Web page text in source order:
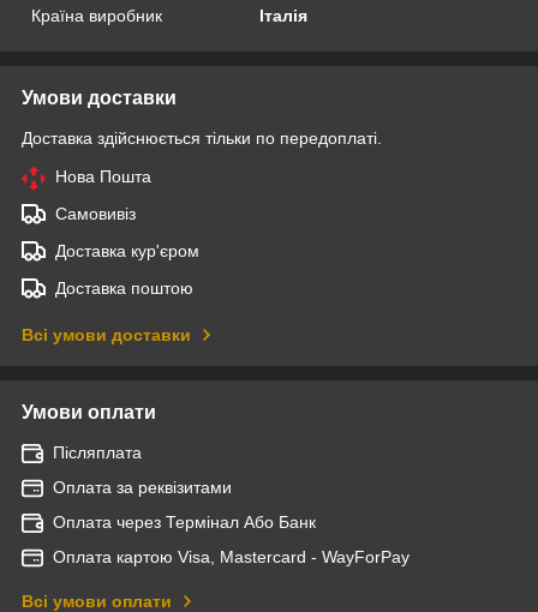
Країна виробник
Італія
Умови доставки
Доставка здійснюється тільки по передоплаті.
Нова Пошта
Самовивіз
Доставка кур'єром
Доставка поштою
Всі умови доставки
Умови оплати
Післяплата
Оплата за реквізитами
Оплата через Термінал Або Банк
Оплата картою Visa, Mastercard - WayForPay
Всі умови оплати